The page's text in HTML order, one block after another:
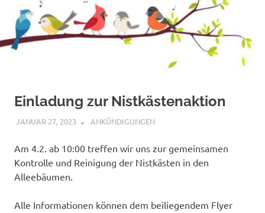
Einladung zur Nistkästenaktion
JANUAR 27, 2023 BÜRGERVEREIN WACHENDORF
ANKÜNDIGUNGEN
Am 4.2. ab 10:00 treffen wir uns zur gemeinsamen
Kontrolle und Reinigung der Nistkästen in den
Alleebäumen.
Alle Informationen können dem beiliegendem Flyer